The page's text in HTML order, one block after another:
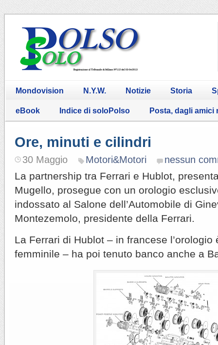
Mondovision N.Y.W. Notizie Storia
eBook Indice di soloPolso Posta, dagli amici
Ore, minuti e cilindri
30 Maggio Motori&Motori nessun
La partnership tra Ferrari e Hublot,
Mugello, prosegue con un orologio
indossato al Salone dell’Automobile di
Montezemolo, presidente della Ferrari.
La Ferrari di Hublot – in francese l’orologio
femminile – ha poi tenuto banco anche a